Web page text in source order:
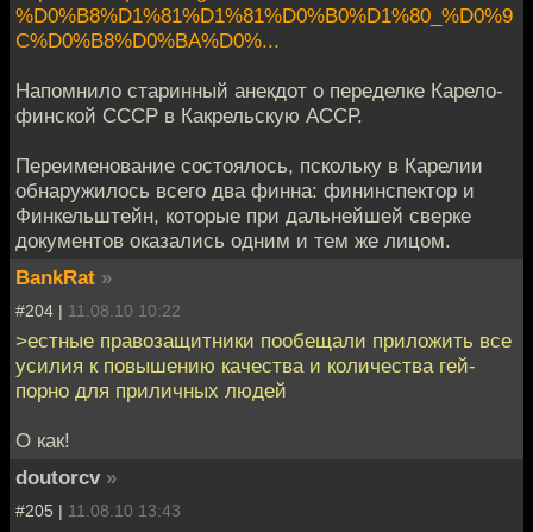
%D0%B8%D1%81%D1%81%D0%B0%D1%80_%D0%9
C%D0%B8%D0%BA%D0%...
Напомнило старинный анекдот о переделке Карело-
финской СССР в Какрельскую АССР.
Переименование состоялось, пскольку в Карелии
обнаружилось всего два финна: фининспектор и
Финкельштейн, которые при дальнейшей сверке
документов оказались одним и тем же лицом.
BankRat »
#204 | 11.08.10 10:22
>естные правозащитники пообещали приложить все
усилия к повышению качества и количества гей-
порно для приличных людей
О как!
doutorcv »
#205 | 11.08.10 13:43